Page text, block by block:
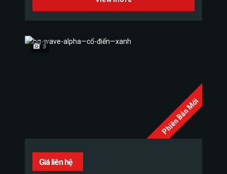
Phiên Bản Mới
3
Giá liên hệ